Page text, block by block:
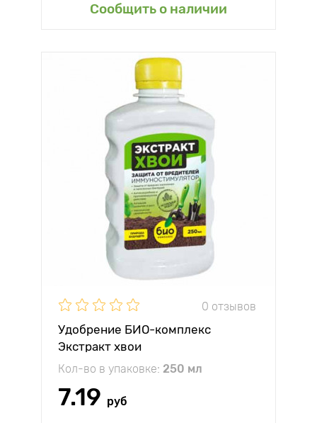
Сообщить о наличии
0 отзывов
Удобрение БИО-комплекс
Экстракт хвои
Кол-во в упаковке: 250 мл
7.19 руб